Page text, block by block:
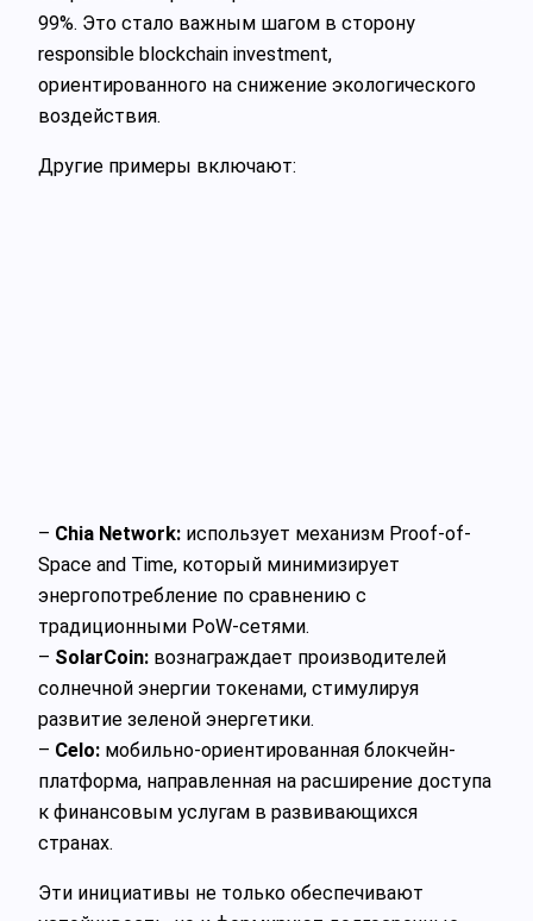
99%. Это стало важным шагом в сторону
responsible blockchain investment,
ориентированного на снижение экологического
воздействия.
Другие примеры включают:
– Chia Network: использует механизм Proof-of-
Space and Time, который минимизирует
энергопотребление по сравнению с
традиционными PoW-сетями.
– SolarCoin: вознаграждает производителей
солнечной энергии токенами, стимулируя
развитие зеленой энергетики.
– Celo: мобильно-ориентированная блокчейн-
платформа, направленная на расширение доступа
к финансовым услугам в развивающихся
странах.
Эти инициативы не только обеспечивают